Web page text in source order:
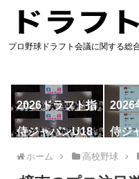
プロ野球ドラフト会議に関する総
2026ドラフト指
名予想
2026
候補
侍ジャパンU18
代表
侍ジ
代表
ホーム 高校野球